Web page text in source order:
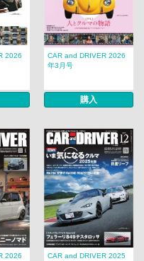
2026
CAR and DRIVER 2026
年3月号
購入
2026
CAR and DRIVER 2025